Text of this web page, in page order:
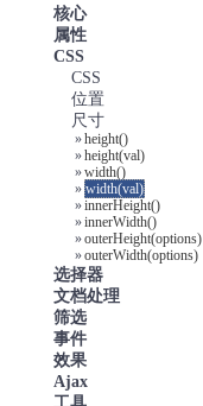
核心
属性
CSS
CSS
位置
尺寸
»height()
»height(val)
»width()
» width(val)
»innerHeight()
»innerWidth()
»outerHeight(options)
»outerWidth(options)
选择器
文档处理
筛选
事件
效果
Ajax